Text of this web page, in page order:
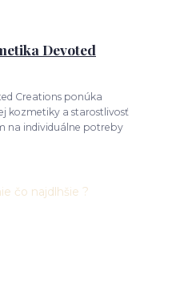
Devoted
Creations ponúka
kozmetiky a starostlivosť
na individuálne potreby